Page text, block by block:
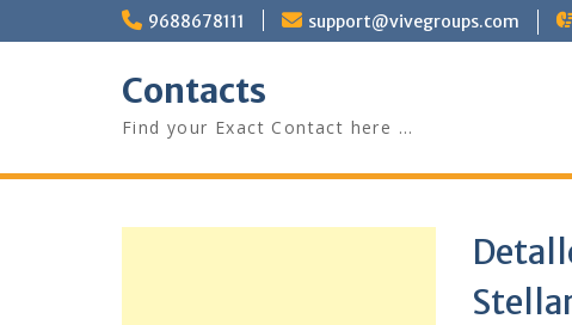
to
9688678111 support@vivegroups.com
Contacts
Find your Exact Contact here …